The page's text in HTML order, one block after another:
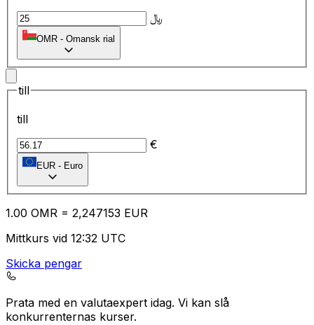
﷼
OMR - Omansk rial
till
till
€
EUR - Euro
1.00 OMR = 2,247153 EUR
Mittkurs vid 12:32 UTC
Skicka pengar
Prata med en valutaexpert idag. Vi kan slå
konkurrenternas kurser.